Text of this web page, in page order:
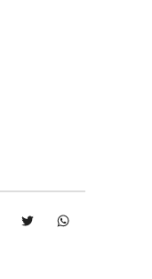
FacebookTwitter